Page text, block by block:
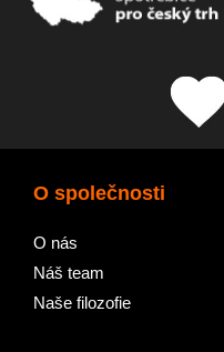
O společnosti
O nás
Náš team
Naše filozofie